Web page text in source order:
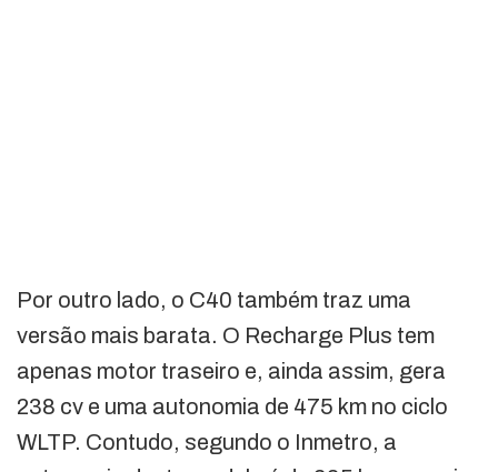
Por outro lado, o C40 também traz uma
versão mais barata. O Recharge Plus tem
apenas motor traseiro e, ainda assim, gera
238 cv e uma autonomia de 475 km no ciclo
WLTP. Contudo, segundo o Inmetro, a